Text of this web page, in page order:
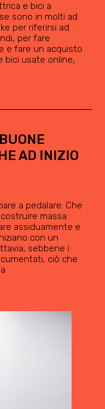
e bici a
sono in molti ad
per riferirsi ad
per fare
e fare un acquisto
bici usate online,
AD INIZIO
a pedalare. Che
massa
assiduamente e
con un
sebbene i
ciò che